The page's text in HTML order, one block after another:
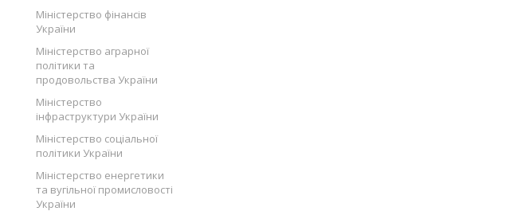
Міністерство фінансів
України
Міністерство аграрної
політики та
продовольства України
Міністерство
інфраструктури України
Міністерство соціальної
політики України
Міністерство енергетики
та вугільної промисловості
України